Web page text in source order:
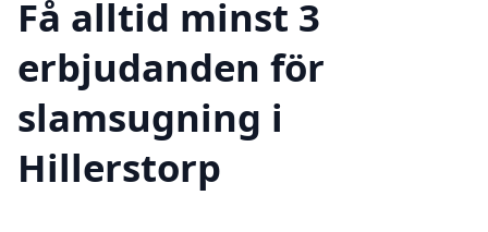
Få alltid minst 3
erbjudanden för
slamsugning i
Hillerstorp